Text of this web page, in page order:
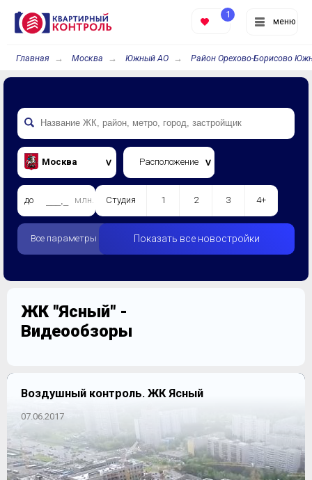
меню
1
Главная Москва Южный АО Район Орехово-Борисово
Москва Расположение
до млн. Студия 1 2 3 4+
Все параметры Показать все новостройки
ЖК "Ясный" -
Видеообзоры
Воздушный контроль. ЖК Ясный
07.06.2017